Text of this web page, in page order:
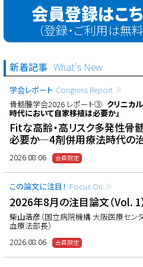
会員登録はこ
（登録・ご利用は無料
新着記事 What's New
学会レポート Congress Report
骨髄腫学会2026 レポート③ クリニカ
時代において自家移植は必要か」
Fitな高齢・高リスク多発性骨
必要か―4剤併用療法時代の
2026.08.06
この論文に注目！ Focus On
2026年8月の注目論文（Vol. 1
柴山浩彦（国立病院機構 大阪医療セ
血療法部長）
2026.08.06